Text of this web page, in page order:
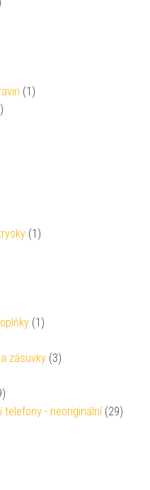
(1)
(1)
(1)
zásuvky (3)
telefony - neoriginální (29)